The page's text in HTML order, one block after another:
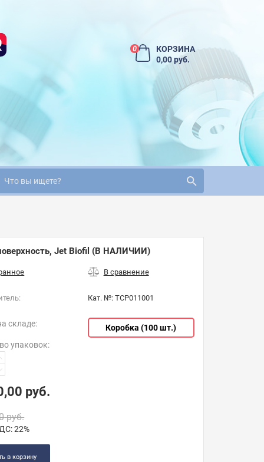
0
КОРЗИНА
0,00 руб.
Jet Biofil (В НАЛИЧИИ)
Кат. №: TCP011001
складе:
упаковок:
руб.
руб.
22%
в корзину
Коробка (100 шт.)